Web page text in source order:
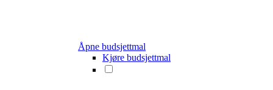
Åpne budsjettmal
Kjøre budsjettmal